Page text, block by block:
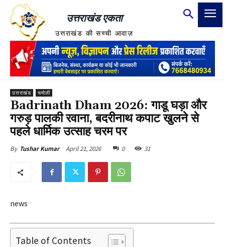
उत्तराखंड एकता
उत्तराखंड की सच्ची आवाज़
उत्तराखंड चमोली
Badrinath Dham 2026: गाडू घड़ा और
गरुड़ पालकी रवाना, बदरीनाथ कपाट खुलने से
पहले धार्मिक उत्साह चरम पर
By Tushar Kumar April 21, 2026 0 31
news
Table of Contents